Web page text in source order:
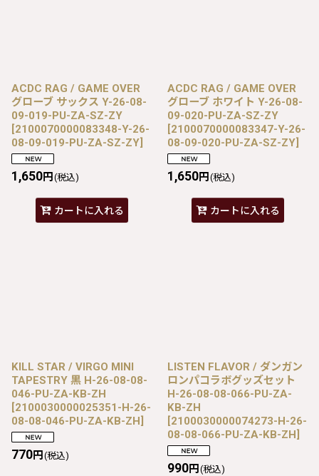
ACDC RAG / GAME OVER
グローブ サックス Y-26-08-
09-019-PU-ZA-SZ-ZY
[2100070000083348-Y-26-
08-09-019-PU-ZA-SZ-ZY]
1,650円 (税込)
カートに入れる
ACDC RAG / GAME OVER
グローブ ホワイト Y-26-08-
09-020-PU-ZA-SZ-ZY
[2100070000083347-Y-26-
08-09-020-PU-ZA-SZ-ZY]
1,650円 (税込)
カートに入れる
KILL STAR / VIRGO MINI
TAPESTRY 黒 H-26-08-08-
046-PU-ZA-KB-ZH
[2100030000025351-H-26-
08-08-046-PU-ZA-KB-ZH]
770円 (税込)
LISTEN FLAVOR / ダンガン
ロンパコラボグッズセット
H-26-08-08-066-PU-ZA-
KB-ZH
[2100030000074273-H-26-
08-08-066-PU-ZA-KB-ZH]
990円 (税込)